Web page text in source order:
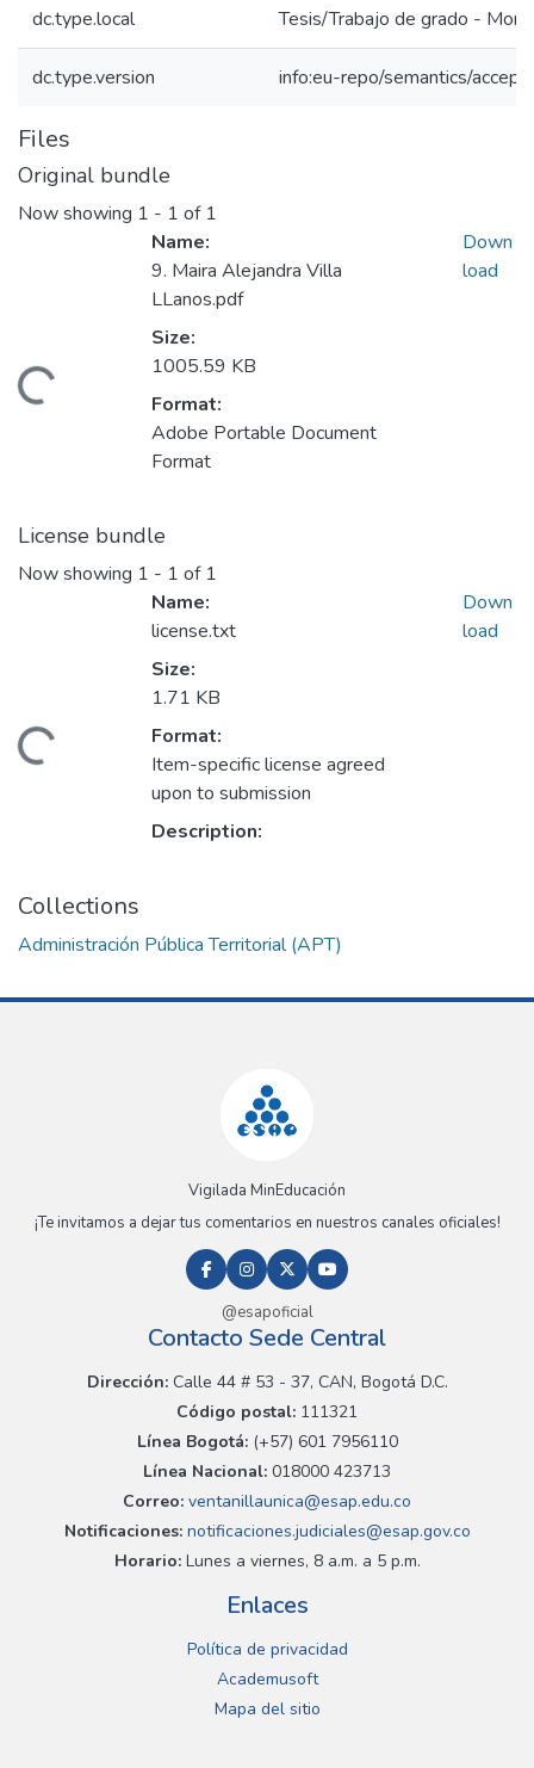
dc.type.local Tesis/Trabajo de grado -
dc.type.version info:eu-repo/semantics/
Files
Original bundle
Now showing 1 - 1 of 1
Name:
9. Maira Alejandra Villa
LLanos.pdf
Size:
1005.59 KB
Format:
Adobe Portable Document
Format
Down
load
License bundle
Now showing 1 - 1 of 1
Name:
license.txt
Size:
1.71 KB
Format:
Item-specific license agreed
upon to submission
Description:
Down
load
Collections
Administración Pública Territorial (APT)
Vigilada MinEducación
¡Te invitamos a dejar tus comentarios en nuestros canales oficiales!
@esapoficial
Contacto Sede Central
Dirección:Calle 44 # 53 - 37, CAN, Bogotá D.C.
Código postal: 111321
Línea Bogotá:(+57) 601 7956110
Línea Nacional: 018000 423713
Correo: ventanillaunica@esap.edu.co
Notificaciones:notificaciones.judiciales@esap.gov.co
Horario:Lunes a viernes, 8 a.m. a 5 p.m.
Enlaces
Política de privacidad
Academusoft
Mapa del sitio